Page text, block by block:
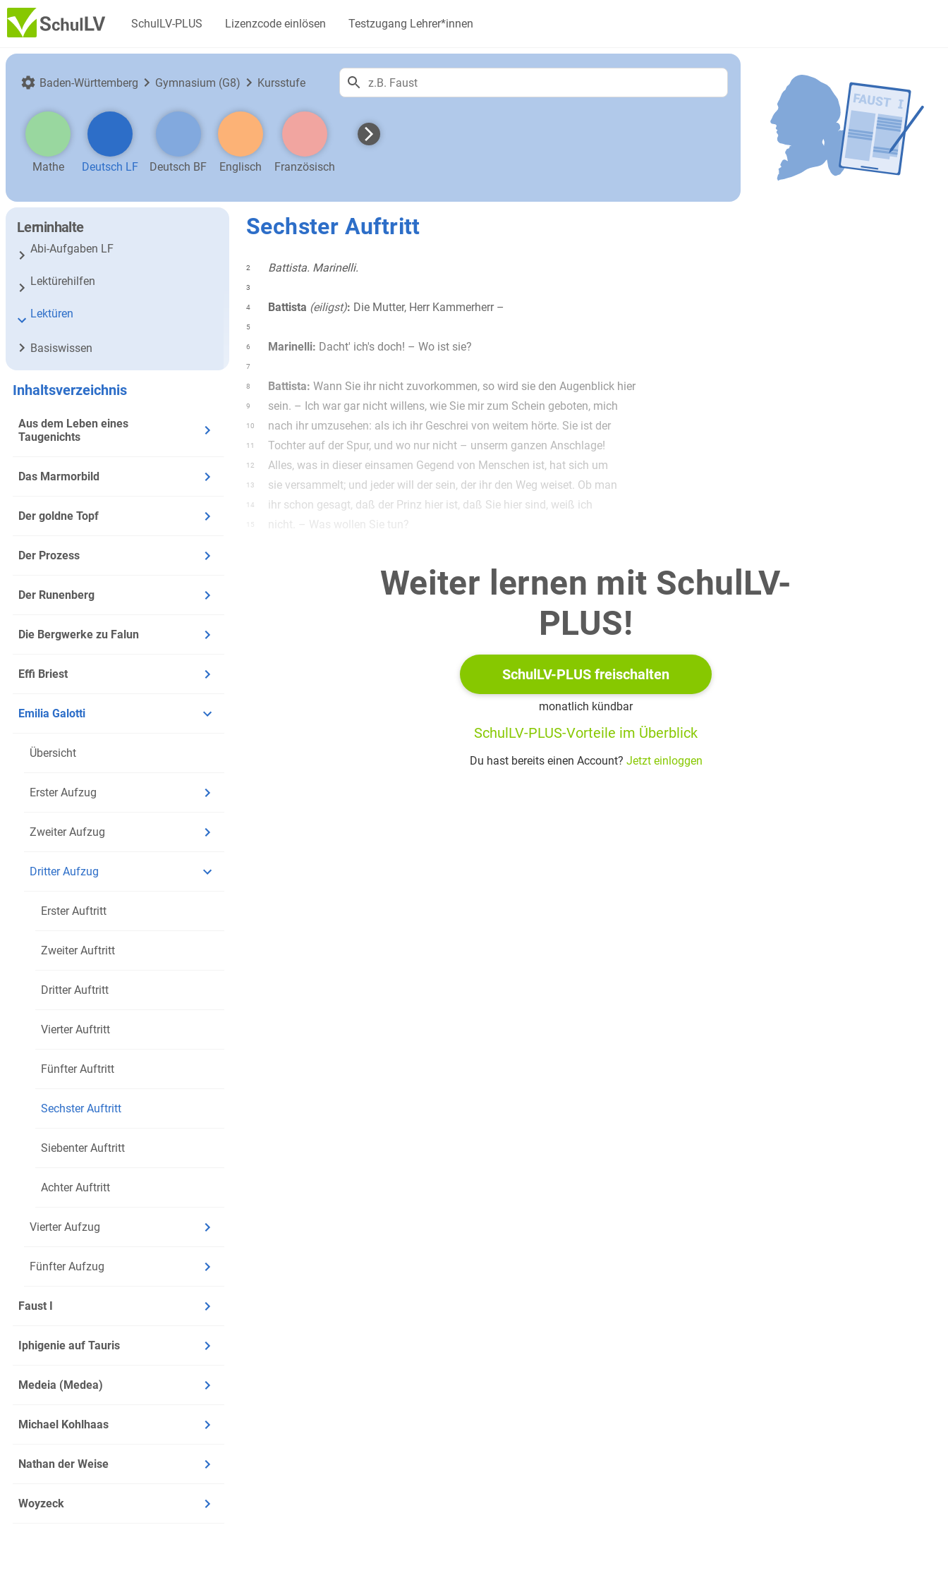
SchulLV-PLUS Lizenzcode einlösen Testzugang Lehrer*innen
Baden-Württemberg Gymnasium (G8) Kursstufe
Mathe Deutsch LF Deutsch BF Englisch Französisch
Lerninhalte
Abi-Aufgaben LF
Lektürehilfen
Lektüren
Basiswissen
Inhaltsverzeichnis
Aus dem Leben eines
Taugenichts
Das Marmorbild
Der goldne Topf
Der Prozess
Der Runenberg
Die Bergwerke zu Falun
Effi Briest
Emilia Galotti
Übersicht
Erster Aufzug
Zweiter Aufzug
Dritter Aufzug
Erster Auftritt
Zweiter Auftritt
Dritter Auftritt
Vierter Auftritt
Fünfter Auftritt
Sechster Auftritt
Siebenter Auftritt
Achter Auftritt
Vierter Aufzug
Fünfter Aufzug
Faust I
Iphigenie auf Tauris
Medeia (Medea)
Michael Kohlhaas
Nathan der Weise
Woyzeck
Sechster Auftritt
2 Battista. Marinelli.
3
4 Battista (eiligst): Die Mutter, Herr Kammerherr –
5
6 Marinelli: Dacht' ich's doch! – Wo ist sie?
7
8 Battista: Wann Sie ihr nicht zuvorkommen, so wird sie den Augenblick hier
9 sein. – Ich war gar nicht willens, wie Sie mir zum Schein geboten, mich
10 nach ihr umzusehen: als ich ihr Geschrei von weitem hörte. Sie ist der
11 Tochter auf der Spur, und wo nur nicht – unserm ganzen Anschlage!
12 Alles, was in dieser einsamen Gegend von Menschen ist, hat sich um
13 sie versammelt; und jeder will der sein, der ihr den Weg weiset. Ob man
14 ihr schon gesagt, daß der Prinz hier ist, daß Sie hier sind, weiß ich
15 nicht. – Was wollen Sie tun?
daß die Tochter hier ist? – Das geht nicht. – Freilich, sie wird Augen
möchte noch sein. Aber der Himmel sei unsern Ohren gnädig! – Nun
hören alle auf zu schreien, wenn sie nicht mehr können. – Dazu, es ist
doch einmal die Mutter, die wir auf unserer Seite haben müssen. –
Wenn ich die Mütter recht kenne – so etwas von einer Schwiegermutter
Weiter lernen mit SchulLV-
PLUS!
SchulLV-PLUS freischalten
monatlich kündbar
SchulLV-PLUS-Vorteile im Überblick
Du hast bereits einen Account? Jetzt einloggen